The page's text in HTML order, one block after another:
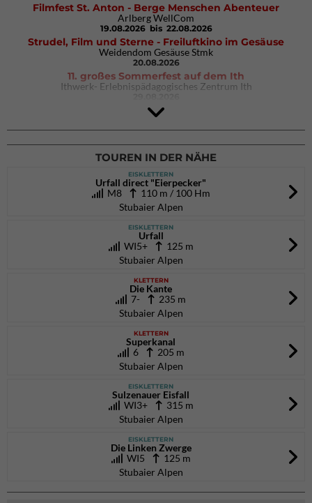
Filmfest St. Anton - Berge Menschen Abenteuer
Arlberg WellCom
19.08.2026 bis 22.08.2026
Strudel, Film und Sterne - Freiluftkino im Gesäuse
Weidendom Gesäuse Stmk
20.08.2026
11. großes Sommerfest auf dem Ith
Ithwerk- Erlebnispädagogisches Zentrum Ith
4Blocs KIDS 2026
DAV Kletter- & Boulderzentrum München Süd (Thalkirchen)
26.09.2026
TOUREN IN DER NÄHE
EISKLETTERN
Urfall direct "Eierpecker"
M8 110 m / 100 Hm
Stubaier Alpen
EISKLETTERN
Urfall
WI5+ 125 m
Stubaier Alpen
KLETTERN
Die Kante
7-
235 m
Stubaier Alpen
KLETTERN
Superkanal
6 205 m
Stubaier Alpen
EISKLETTERN
Sulzenauer Eisfall
WI3+ 315 m
Stubaier Alpen
EISKLETTERN
Die Linken Zwerge
WI5 125 m
Stubaier Alpen